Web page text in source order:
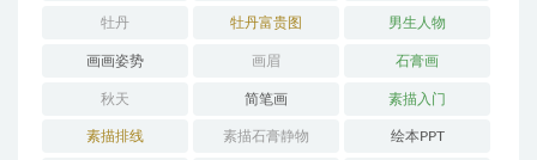
牡丹 牡丹富贵图 男生人物
画画姿势 画眉 石膏画
秋天 简笔画 素描入门
素描排线 素描石膏静物 绘本PPT